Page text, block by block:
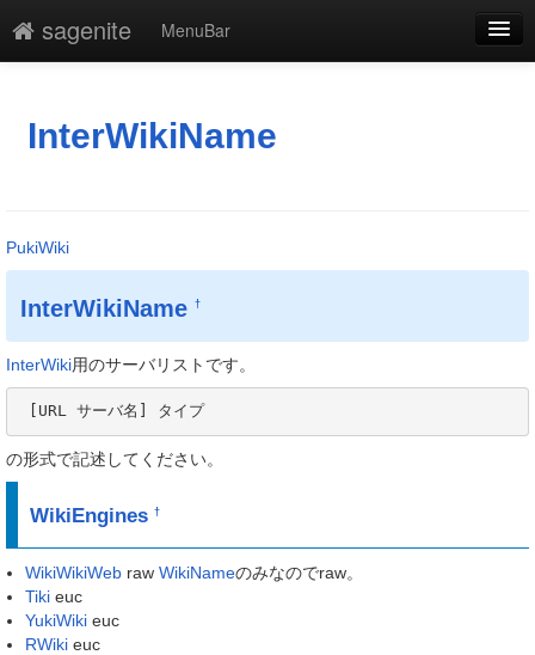
sagenite
MenuBar
添付
最終更新
一覧
単語検索
InterWikiName
PukiWiki
InterWikiName †
InterWiki用のサーバリストです。
[URL サーバ名] タイプ
の形式で記述してください。
WikiEngines †
WikiWikiWeb raw WikiNameのみなのでraw。
Tiki euc
YukiWiki euc
RWiki euc